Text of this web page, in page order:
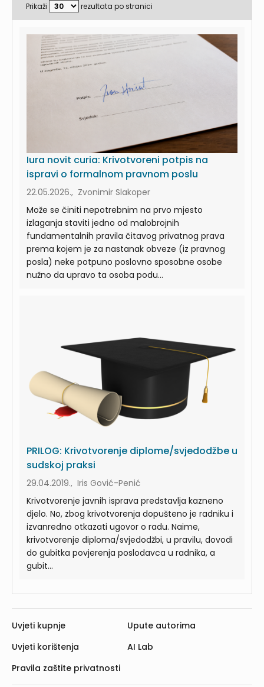
Prikaži rezultata po stranici
Iura novit curia: Krivotvoreni potpis na
ispravi o formalnom pravnom poslu
22.05.2026., Zvonimir Slakoper
Može se činiti nepotrebnim na prvo mjesto
izlaganja staviti jedno od malobrojnih
fundamentalnih pravila čitavog privatnog prava
prema kojem je za nastanak obveze (iz pravnog
posla) neke potpuno poslovno sposobne osobe
nužno da upravo ta osoba podu...
PRILOG: Krivotvorenje diplome/svjedodžbe u
sudskoj praksi
29.04.2019., Iris Gović-Penić
Krivotvorenje javnih isprava predstavlja kazneno
djelo. No, zbog krivotvorenja dopušteno je radniku i
izvanredno otkazati ugovor o radu. Naime,
krivotvorenje diploma/svjedodžbi, u pravilu, dovodi
do gubitka povjerenja poslodavca u radnika, a
gubit...
Uvjeti kupnje
Uvjeti korištenja
Pravila zaštite privatnosti
Upute autorima
AI Lab